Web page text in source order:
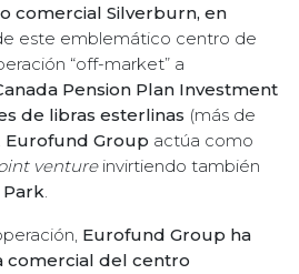
comercial Silverburn, en
este emblemático centro de
“off-market” a
Pension Plan Investment
de libras esterlinas (más de
Eurofund Group actúa como
ventureinvirtiendo también
.
Eurofund Group ha
comercial del centro